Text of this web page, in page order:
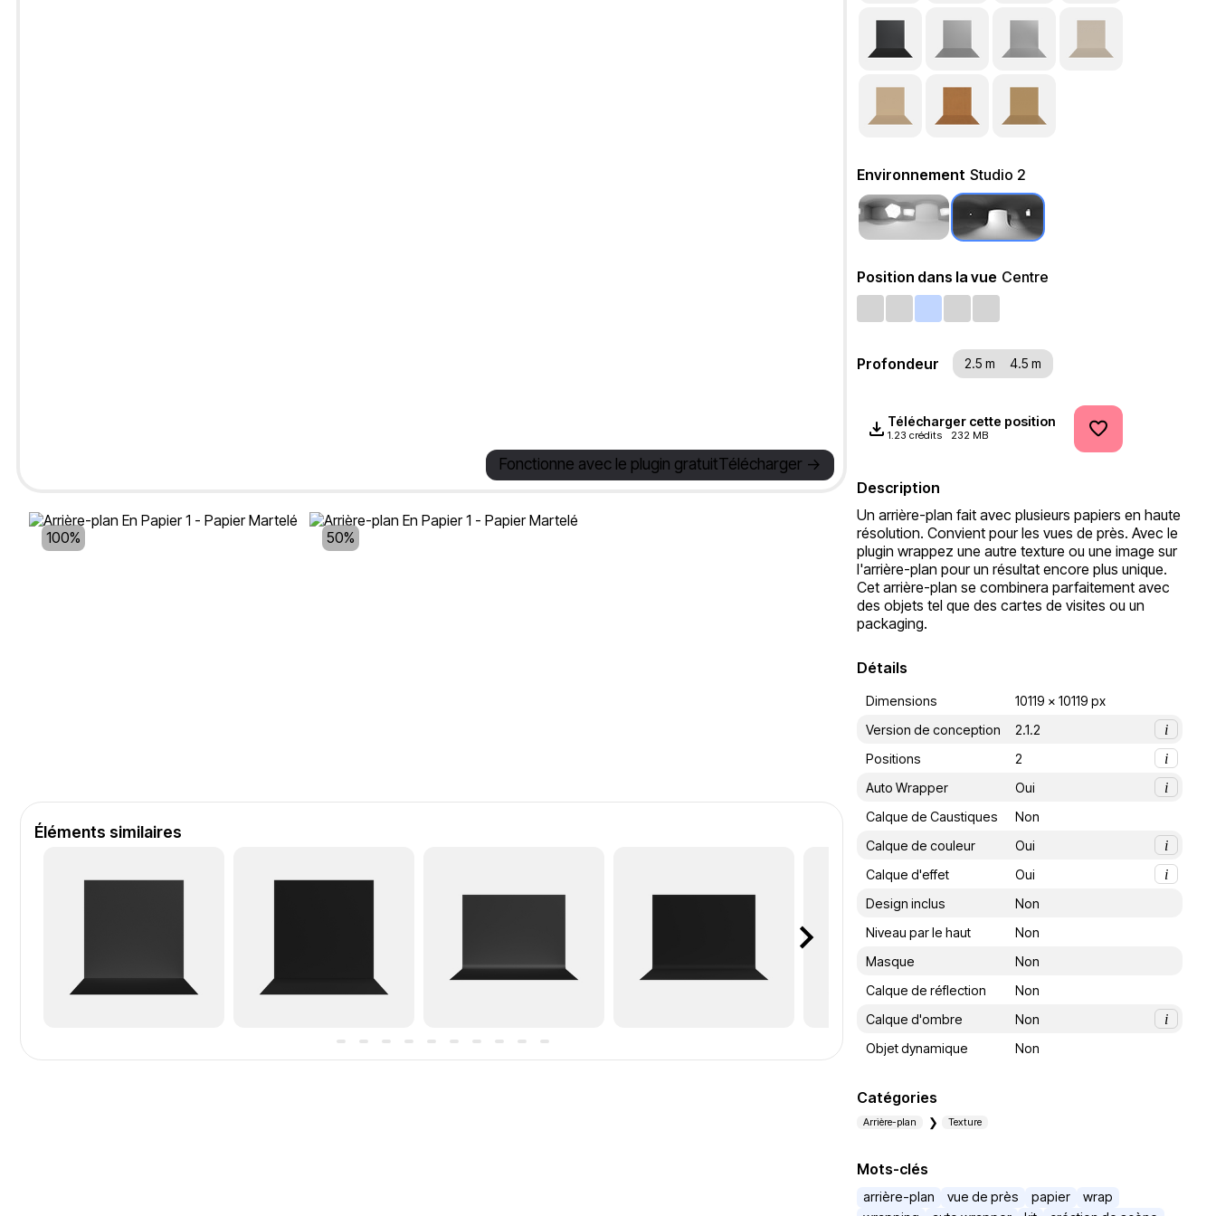
Fonctionne avec le plugin gratuitTélécharger ->
100% 50%
Éléments similaires
Environnement Studio 2
Position dans la vue Centre
Profondeur 2.5 m 4.5 m
Télécharger cette position
1.23 crédits 232 MB
Description
Un arrière-plan fait avec plusieurs papiers en haute
résolution. Convient pour les vues de près. Avec le
plugin wrappez une autre texture ou une image sur
l'arrière-plan pour un résultat encore plus unique.
Cet arrière-plan se combinera parfaitement avec
des objets tel que des cartes de visites ou un
packaging.
Détails
Dimensions
10119 x 10119 px
Version de conception
2.1.2
i
Positions
2
i
Auto Wrapper
Oui
i
Calque de Caustiques
Non
Calque de couleur
Oui
i
Calque d'effet
Oui
i
Design inclus
Non
Niveau par le haut
Non
Masque
Non
Calque de réflection
Non
Calque d'ombre
Non
i
Objet dynamique
Non
Catégories
Arrière-plan Texture
Mots-clés
arrière-plan vue de près papier
wrap